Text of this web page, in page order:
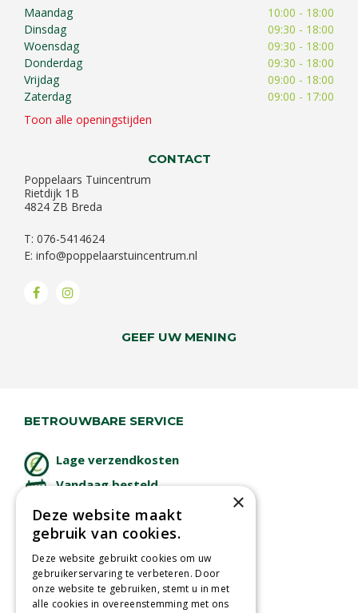
Maandag
10:00 - 18:00
Dinsdag
09:30 - 18:00
Woensdag
09:30 - 18:00
Donderdag
09:30 - 18:00
Vrijdag
09:00 - 18:00
Zaterdag
09:00 - 17:00
Toon alle openingstijden
CONTACT
Poppelaars Tuincentrum
Rietdijk 1B
4824 ZB Breda
T: 076-5414624
E: info@poppelaarstuincentrum.nl
GEEF UW MENING
BETROUWBARE SERVICE
Lage verzendkosten
Vandaag besteld
Afhalen in tuincentrum
Betaal veilig
met iDeal - Wero
×
Deze website maakt
gebruik van cookies.
Deze website gebruikt cookies om uw
gebruikerservaring te verbeteren. Door
onze website te gebruiken, stemt u in met
alle cookies in overeenstemming met ons